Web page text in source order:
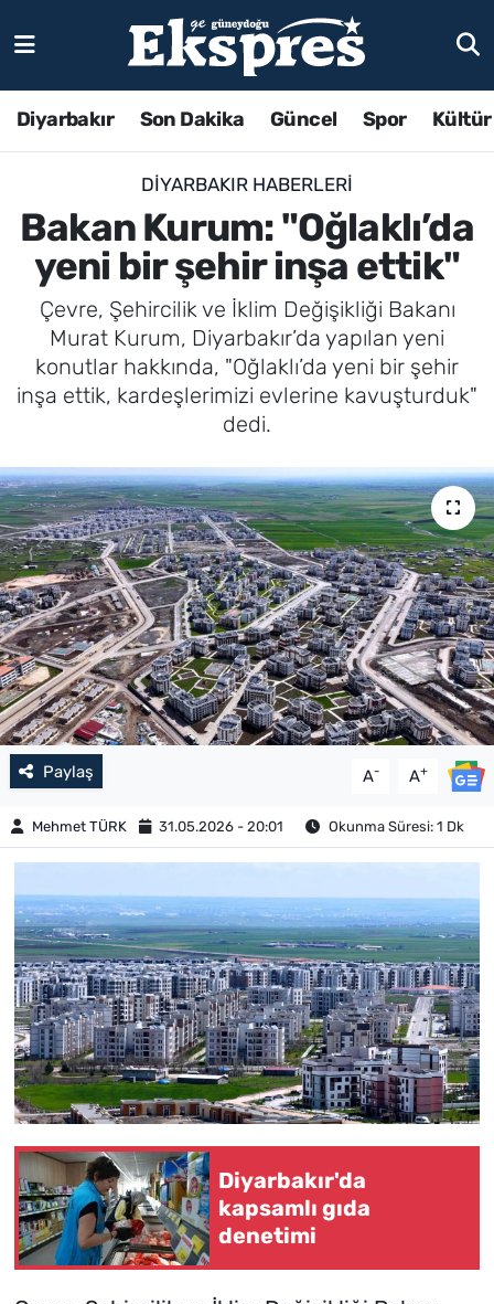
Diyarbakır Son Dakika Güncel Spor
DIYARBAKIR HABERLERI
Bakan Kurum: "Oğlaklı’da
yeni bir şehir inşa ettik"
Çevre, Şehircilik ve İklim Değişikliği Bakanı
Murat Kurum, Diyarbakır’da yapılan yeni
konutlar hakkında, "Oğlaklı’da yeni bir şehir
inşa ettik, kardeşlerimizi evlerine kavuşturduk"
dedi.
Paylaş A- A+
Mehmet TÜRK 31.05.2026 - 20:01 Okunma Süresi: 1 Dk
Diyarbakır'da
kapsamlı gıda
denetimi